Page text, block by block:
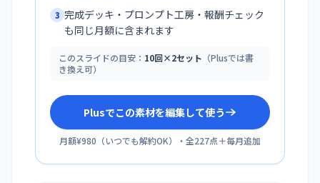
3 完成デッキ・プロンプト工房・報酬チェック
も同じ月額に含まれます
このスライドの目安： 10回×2セット （Plusでは書
き換え可）
Plusでこの素材を編集して使う
月額¥980 （いつでも解約OK）・全227点＋毎月追加